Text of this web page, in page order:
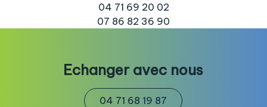
04 71 69 20 02
07 86 82 36 90
Echanger avec nous
04 71 68 19 87